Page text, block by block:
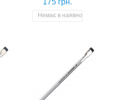
175 грн.
Немає в наявності